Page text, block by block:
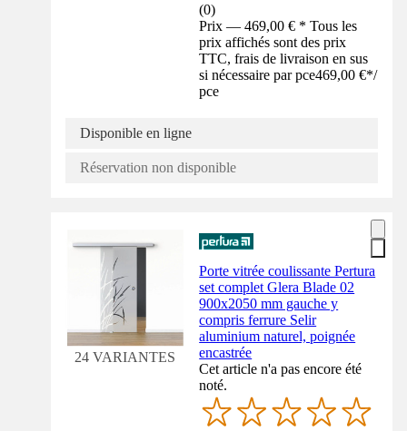
(0)
Prix — 469,00 € * Tous les
prix affichés sont des prix
TTC, frais de livraison en sus
si nécessaire par pce469,00 €*/
pce
Disponible en ligne
Réservation non disponible
24 VARIANTES
Porte vitrée coulissante Pertura
set complet Glera Blade 02
900x2050 mm gauche y
compris ferrure Selir
aluminium naturel, poignée
encastrée
Cet article n'a pas encore été
noté.